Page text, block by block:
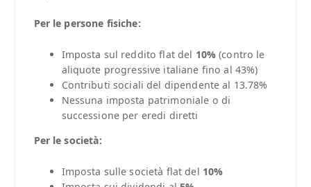
Per le persone fisiche:
Imposta sul reddito flat del 10% (contro le
aliquote progressive italiane fino al 43%)
Contributi sociali del dipendente al 13.78%
Nessuna imposta patrimoniale o di
successione per eredi diretti
Per le società:
Imposta sulle società flat del 10%